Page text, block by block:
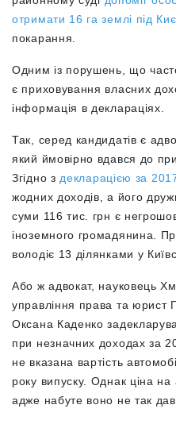
отримати 16 га землі під
покарання.
Одним із порушень, що
є приховування власних
інформація в деклараціях.
Так, серед кандидатів є
який ймовірно вдався до
Згідно з декларацією за
жодних доходів, а його
суми 116 тис. грн є
іноземного громадянина.
володіє 13 ділянками у
Або ж адвокат, науковець
управління права та юрист
Оксана Каденко
при незначних доходах за
не вказана вартість
року випуску. Однак ціна
адже набуте воно не так